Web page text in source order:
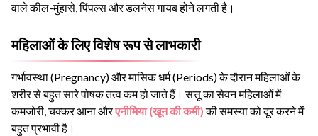
वाले कील-मुंहासे, पिंपल्स और डलनेस गायब होने लगती है।
महिलाओं के लिए विशेष रूप से लाभकारी
गर्भावस्था (Pregnancy) और मासिक धर्म (Periods) के दौरान महिलाओं के
शरीर से बहुत सारे पोषक तत्व कम हो जाते हैं। सत्तू का सेवन महिलाओं में
कमजोरी, चक्कर आना औरएनीमिया (खून की कमी)की समस्या को दूर करने में
बहुत प्रभावी है।